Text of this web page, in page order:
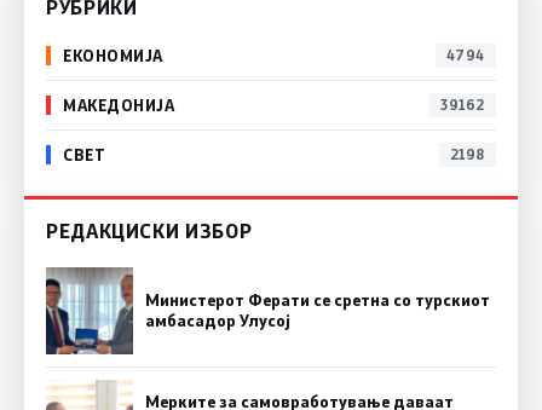
РУБРИКИ
ЕКОНОМИЈА 4794
МАКЕДОНИЈА 39162
СВЕТ 2198
РЕДАКЦИСКИ ИЗБОР
Министерот Ферати се сретна со турскиот
амбасадор Улусој
Мерките за самовработување даваат